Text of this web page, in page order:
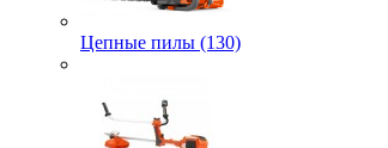
Цепные пилы (130)